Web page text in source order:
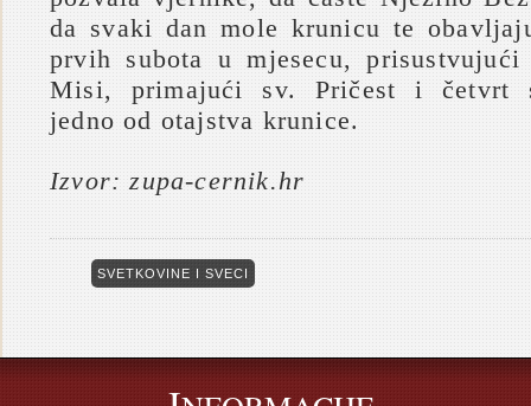
da svaki dan mole krunicu te
prvih subota u mjesecu,
Misi, primajući sv. Pričest i četvrt
jedno od otajstva krunice.
Izvor: zupa-cernik.hr
SVETKOVINE I SVECI